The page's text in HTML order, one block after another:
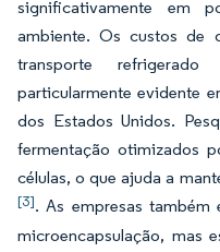
significativamente em
ambiente. Os custos de
transporte
particularmente evidente
dos Estados Unidos.
fermentação otimizados
células, o que ajuda a
[3]. As empresas
microencapsulação, mas